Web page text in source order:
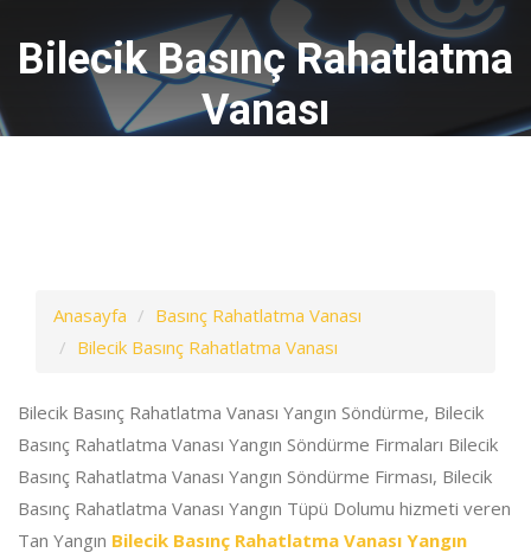
Bilecik Basınç Rahatlatma
Vanası
Anasayfa
Basınç Rahatlatma Vanası
Bilecik Basınç Rahatlatma Vanası
Bilecik Basınç Rahatlatma Vanası Yangın Söndürme, Bilecik
Basınç Rahatlatma Vanası Yangın Söndürme Firmaları Bilecik
Basınç Rahatlatma Vanası Yangın Söndürme Firması, Bilecik
Basınç Rahatlatma Vanası Yangın Tüpü Dolumu hizmeti veren
Tan Yangın Bilecik Basınç Rahatlatma Vanası Yangın